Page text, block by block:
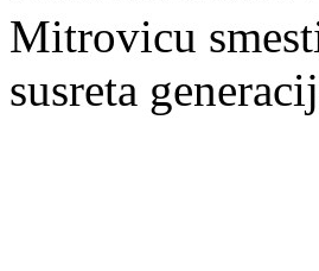
Mitrovicu
susreta